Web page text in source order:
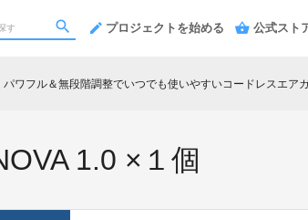
プロジェクトを始める 公式スト
ワフル＆無段階調整でいつでも使いやすいコードレスエア
1.0 ×１個